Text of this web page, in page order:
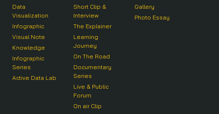
Data
Visualization
Infographic
Visual Note
Knowledge
Infographic
Series
Active Data Lab
Short Clip &
Interview
The Explainer
Learning
Journey
On The Road
Documentary
Series
Live & Public
Forum
On air Clip
Gallery
Photo Essay